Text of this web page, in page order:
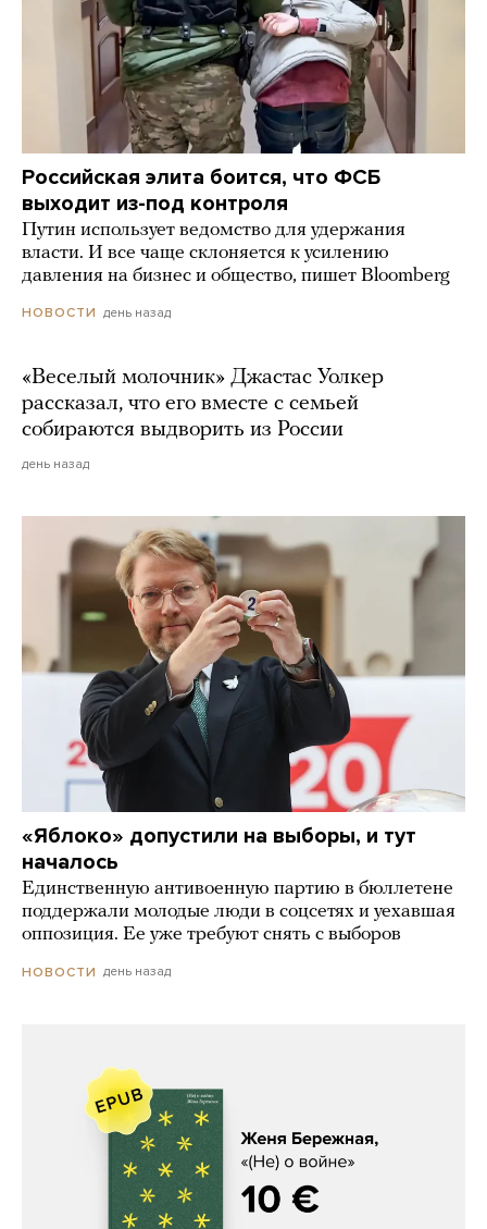
Российская элита боится, что ФСБ
выходит из-под контроля
Путин использует ведомство для удержания
власти. И все чаще склоняется к усилению
давления на бизнес и общество, пишет Bloomberg
НОВОСТИ день назад
«Веселый молочник» Джастас Уолкер
рассказал, что его вместе с семьей
собираются выдворить из России
день назад
«Яблоко» допустили на выборы, и тут
началось
Единственную антивоенную партию в бюллетене
поддержали молодые люди в соцсетях и уехавшая
оппозиция. Ее уже требуют снять с выборов
НОВОСТИ день назад